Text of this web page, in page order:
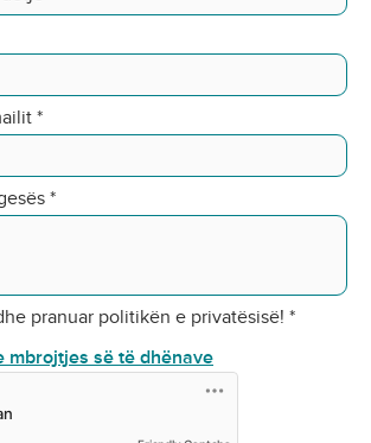
*
*
pranuar politikën e privatësisë! *
mbrojtjes së të dhënave